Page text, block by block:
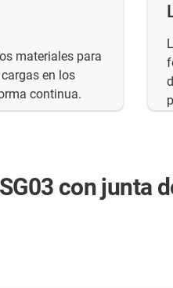
materiales para
en los
continua.
con junta